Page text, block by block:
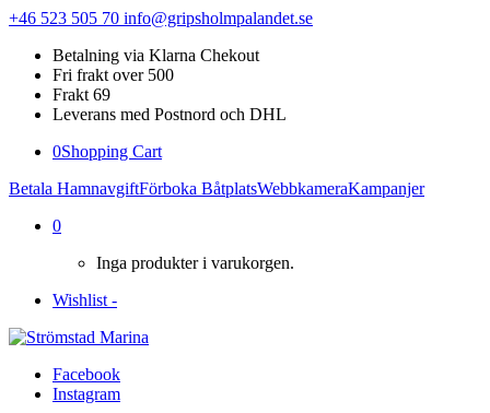
+46 523 505 70 info@gripsholmpalandet.se
Betalning via Klarna Chekout
Fri frakt over 500
Frakt 69
Leverans med Postnord och DHL
0Shopping Cart
Betala HamnavgiftFörboka BåtplatsWebbkameraKampanjer
0
Inga produkter i varukorgen.
Wishlist -
Facebook
Instagram